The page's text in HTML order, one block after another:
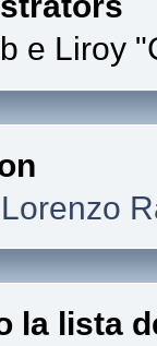
e Liroy
Lorenzo
la lista